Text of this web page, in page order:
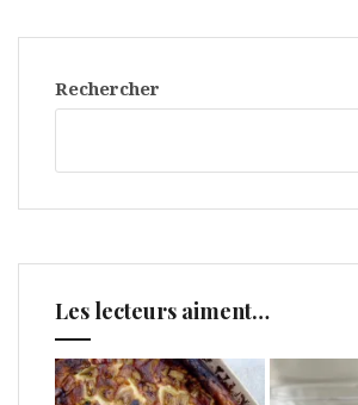
Rechercher
Les lecteurs aiment…